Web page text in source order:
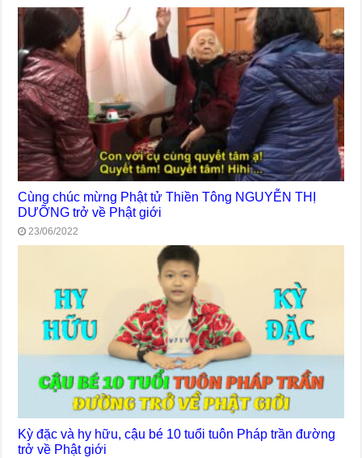
Cùng chúc mừng Phật tử Thiền Tông NGUYỄN THỊ
DƯỠNG trở về Phật giới
23/06/2022
Kỳ đặc và hy hữu, cậu bé 10 tuổi tuôn Pháp trần đường
trở về Phật giới